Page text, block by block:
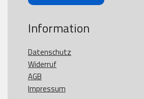
Information
Datenschutz
Widerruf
AGB
Impressum